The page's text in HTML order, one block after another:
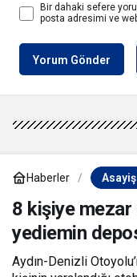
Bir dahaki sefere
posta adresimi ve
Yorum Gönder
Haberler
8 kişiye mezar
yediemin
Aydın-Denizli